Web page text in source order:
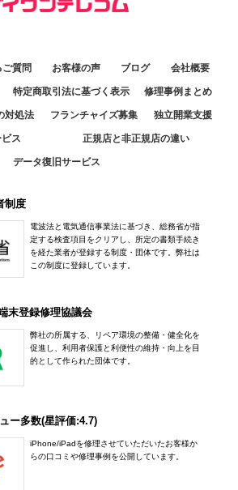
ご質問 お客様の声 ブログ 会社概要
特定商取引法に基づく表示 修理事例まとめ
対処法 フランチャイズ募集 独立開業支援
ス 正規店と非正規店の違い
データ復旧サービス
制度
電波法と電気通信事業法に基づき、総務省が指
定する検査項目をクリアし、所定の書類手続き
を経た業者が登録する制度・団体です。弊社は
この制度に登録しています。
末登録修理協議会
弊社の所属する、リペア環境の整備・健全化を
促進し、利用者保護と利便性の維持・向上を目
的として作られた団体です。
ー多数(星評価:4.7)
iPhone/iPadを修理させていただいたお客様か
らの口コミや修理事例を公開しています。